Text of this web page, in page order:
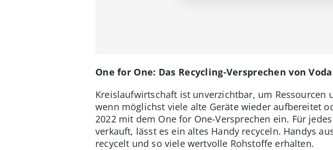
One for One: Das Recycling-Versprechen von
Kreislaufwirtschaft ist unverzichtbar, um
wenn möglichst viele alte Geräte wieder aufbereitet
2022 mit dem One for One-Versprechen ein. Für
verkauft, lässt es ein altes Handy recyceln. Handys
recycelt und so viele wertvolle Rohstoffe erhalten.